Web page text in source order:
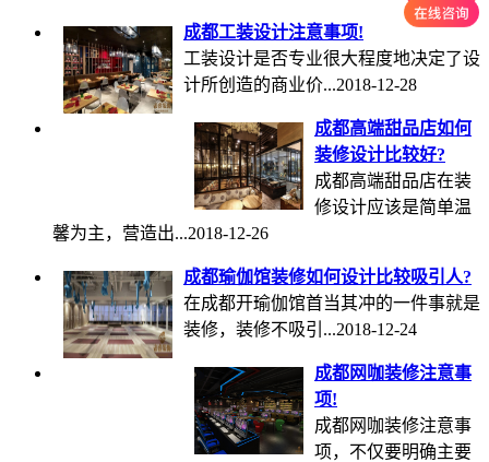
成都工装设计注意事项!
工装设计是否专业很大程度地决定了设
计所创造的商业价...2018-12-28
成都高端甜品店如何
装修设计比较好?
成都高端甜品店在装
修设计应该是简单温
馨为主，营造出...2018-12-26
成都瑜伽馆装修如何设计比较吸引人?
在成都开瑜伽馆首当其冲的一件事就是
装修，装修不吸引...2018-12-24
成都网咖装修注意事
项!
成都网咖装修注意事
项，不仅要明确主要